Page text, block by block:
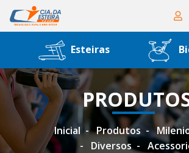
Esteiras
Inicial Produtos
Diversos